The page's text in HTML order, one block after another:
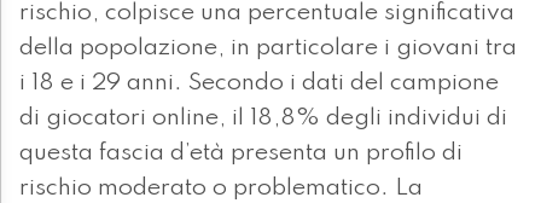
rischio, colpisce una percentuale significativa
della popolazione, in particolare i giovani tra
i 18 e i 29 anni. Secondo i dati del campione
di giocatori online, il 18,8% degli individui di
questa fascia d’età presenta un profilo di
rischio moderato o problematico. La